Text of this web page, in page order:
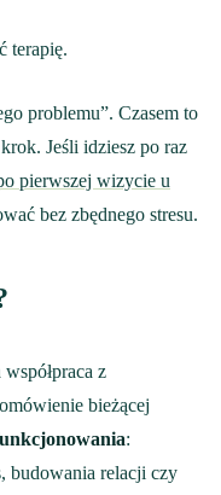
terapię.
problemu”. Czasem to
Jeśli idziesz po raz
pierwszej wizycie u
bez zbędnego stresu.
z
bieżącej
:
budowania relacji czy